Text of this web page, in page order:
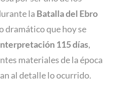
la Batalla del Ebro
dramático que hoy se
115 días,
materiales de la época
al detalle lo ocurrido.